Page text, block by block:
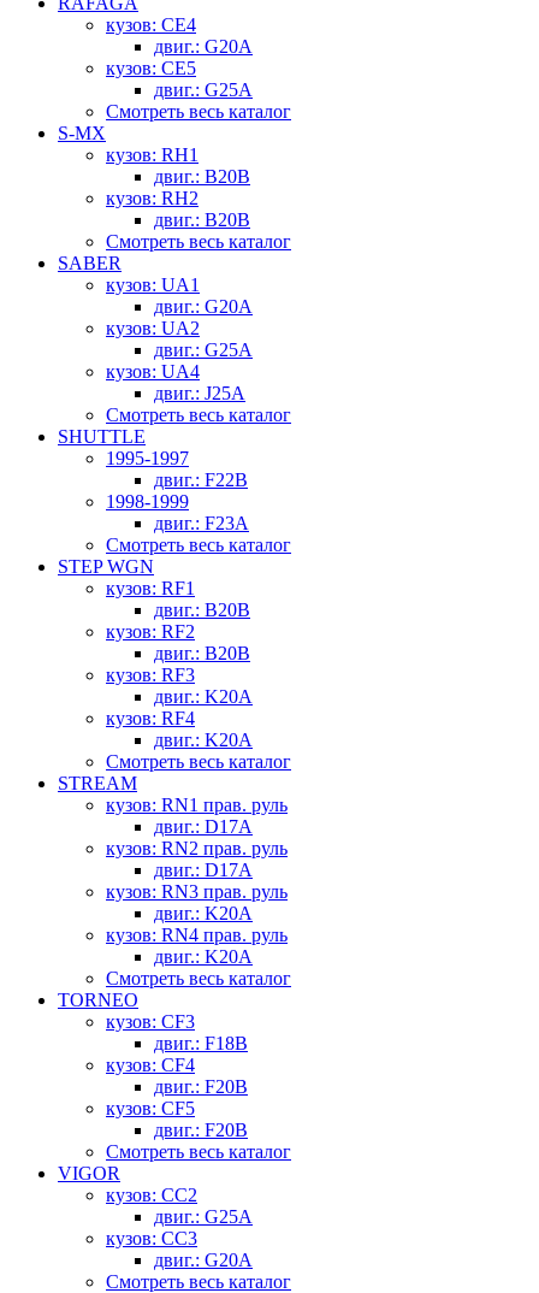
кузов: CE4
двиг.: G20A
кузов: CE5
двиг.: G25A
Смотреть весь каталог
S-MX
кузов: RH1
двиг.: B20B
кузов: RH2
двиг.: B20B
Смотреть весь каталог
SABER
кузов: UA1
двиг.: G20A
кузов: UA2
двиг.: G25A
кузов: UA4
двиг.: J25A
Смотреть весь каталог
SHUTTLE
1995-1997
двиг.: F22B
1998-1999
двиг.: F23A
Смотреть весь каталог
STEP WGN
кузов: RF1
двиг.: B20B
кузов: RF2
двиг.: B20B
кузов: RF3
двиг.: K20A
кузов: RF4
двиг.: K20A
Смотреть весь каталог
STREAM
кузов: RN1 прав. руль
двиг.: D17A
кузов: RN2 прав. руль
двиг.: D17A
кузов: RN3 прав. руль
двиг.: K20A
кузов: RN4 прав. руль
двиг.: K20A
Смотреть весь каталог
TORNEO
кузов: CF3
двиг.: F18B
кузов: CF4
двиг.: F20B
кузов: CF5
двиг.: F20B
Смотреть весь каталог
VIGOR
кузов: CC2
двиг.: G25A
кузов: CC3
двиг.: G20A
Смотреть весь каталог